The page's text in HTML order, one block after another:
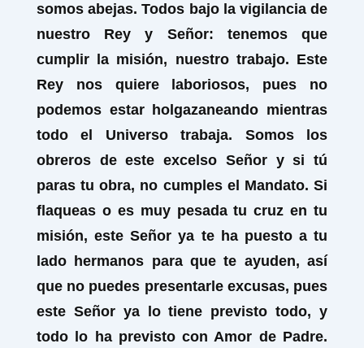
somos abejas. Todos bajo la vigilancia de
nuestro Rey y Señor: tenemos que
cumplir la misión, nuestro trabajo. Este
Rey nos quiere laboriosos, pues no
podemos estar holgazaneando mientras
todo el Universo trabaja. Somos los
obreros de este excelso Señor y si tú
paras tu obra, no cumples el Mandato. Si
flaqueas o es muy pesada tu cruz en tu
misión, este Señor ya te ha puesto a tu
lado hermanos para que te ayuden, así
que no puedes presentarle excusas, pues
este Señor ya lo tiene previsto todo, y
todo lo ha previsto con Amor de Padre.